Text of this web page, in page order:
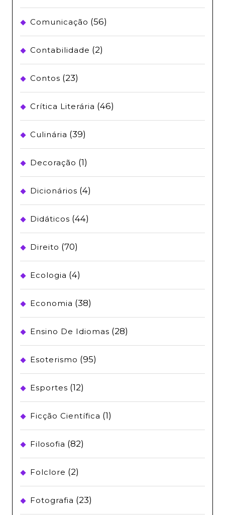
Comunicação (56)
Contabilidade (2)
Contos (23)
Crítica Literária (46)
Culinária (39)
Decoração (1)
Dicionários (4)
Didáticos (44)
Direito (70)
Ecologia (4)
Economia (38)
Ensino De Idiomas (28)
Esoterismo (95)
Esportes (12)
Ficção Científica (1)
Filosofia (82)
Folclore (2)
Fotografia (23)